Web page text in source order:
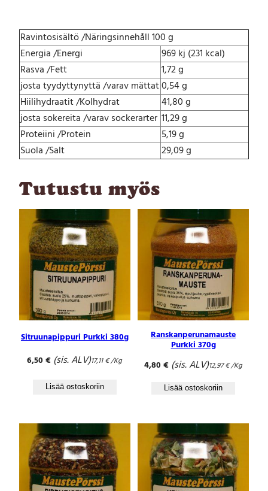
Ravintosisältö /Näringsinnehåll 100 g
Energia /Energi
969 kj (231 kcal)
Rasva /Fett
1,72 g
josta tyydyttynyttä /varav mättat0,54 g
Hiilihydraatit /Kolhydrat
41,80 g
josta sokereita /varav sockerarter 11,29 g
Proteiini /Protein
5,19 g
Suola /Salt
29,09 g
Tutustu myös
Sitruunapippuri Purkki 380g
6,50€ (sis. ALV)17,11€/Kg
Lisää ostoskoriin
Ranskanperunamauste
Purkki 370g
4,80€ (sis. ALV)12,97€/Kg
Lisää ostoskoriin